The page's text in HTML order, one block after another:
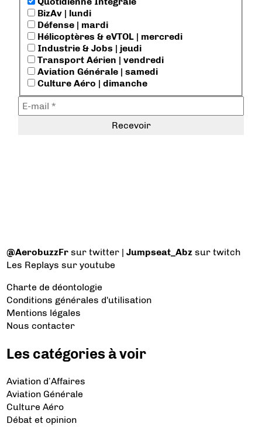
BizAv | lundi
Défense | mardi
Hélicoptères & eVTOL | mercredi
Industrie & Jobs | jeudi
Transport Aérien | vendredi
Aviation Générale | samedi
Culture Aéro | dimanche
@AerobuzzFr sur twitter |Jumpseat_Abz sur twitch
Les Replays sur youtube
Charte de déontologie
Conditions générales d'utilisation
Mentions légales
Nous contacter
Les catégories à voir
Aviation d’Affaires
Aviation Générale
Culture Aéro
Débat et opinion